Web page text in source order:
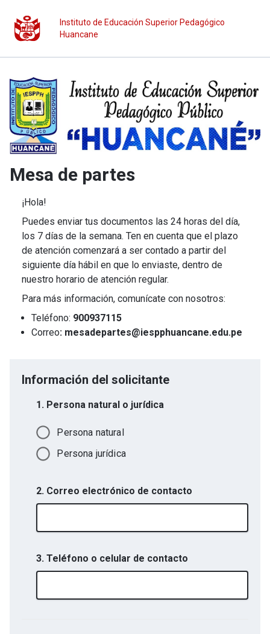
Instituto de Educación Superior Pedagógico
Huancane
Mesa de partes
¡Hola!
Puedes enviar tus documentos las 24 horas del día,
los 7 días de la semana. Ten en cuenta que el plazo
de atención comenzará a ser contado a partir del
siguiente día hábil en que lo enviaste, dentro de
nuestro horario de atención regular.
Para más información, comunícate con nosotros:
Teléfono: 900937115
Correo: mesadepartes@iespphuancane.edu.pe
Información del solicitante
1. Persona natural o jurídica
Persona natural
Persona jurídica
2. Correo electrónico de contacto
3. Teléfono o celular de contacto